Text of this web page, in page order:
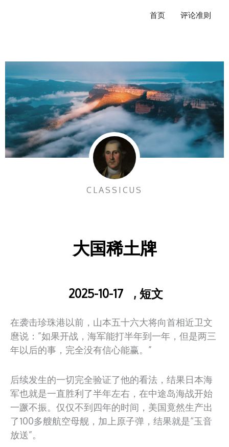
首页 评论准则
CLASSICUS
大国稀土牌
2025-10-17 , 短文
在袭击珍珠港以前，山本五十六大将向首相近卫文
麿说：”如果开战，海军能打半年到一年，但是两三
年以后的事，完全没有信心能赢。”
后续发生的一切完全验证了他的看法，结果日本海
军也就是一直胜利了半年左右，在中途岛海战开始
一蹶不振。仅仅不到四年的时间，美国竟然生产出
了100多艘航空母舰，加上原子弹，结果就是“玉音
放送”。